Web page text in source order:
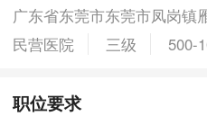
广东省东莞市东莞市凤岗镇
民营医院
三级 500-
职位要求